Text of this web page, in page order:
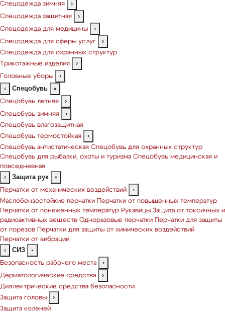
Спецодежда зимняя
›
Спецодежда защитная
›
Спецодежда для медицины
›
Спецодежда для сферы услуг
›
Спецодежда для охранных структур
Трикотажные изделия
›
Головные уборы
›
‹
Спецобувь
×
Спецобувь летняя
›
Спецобувь зимняя
›
Спецобувь влагозащитная
Спецобувь термостойкая
›
Спецобувь антистатическая Спецобувь для охранных структур
Спецобувь для рыбалки, охоты и туризма Спецобувь медицинская и
повседневная
‹
Защита рук
×
Перчатки от механических воздействий
›
Маслобензостойкие перчатки
Перчатки от повышенных температур
Перчатки от пониженных температур Рукавицы Защита от токсичных и
радиоактивных веществ Одноразовые перчатки
Перчатки для защиты
от порезов
Перчатки для защиты от химических воздействий
Перчатки от вибрации
‹
СИЗ
×
Безопасность рабочего места
›
Дерматологические средства
›
Диэлектрические средства безопасности
Защита головы
›
Защита коленей